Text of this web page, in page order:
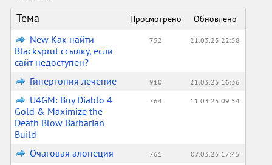
Тема Просмотрено Обновлено
New Как найти
Blacksprut ссылку, если
сайт недоступен?
752 21.03.25 22:58
Гипертония лечение 910 21.03.25 16:36
U4GM: Buy Diablo 4
Gold & Maximize the
Death Blow Barbarian
Build
764 11.03.25 09:54
Очаговая алопеция 761 07.03.25 17:45